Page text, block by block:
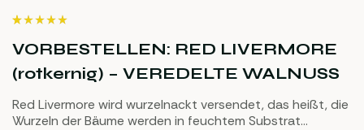
5.00von 5,
basierend auf
ngen
VORBESTELLEN: RED LIVERMORE
(rotkernig) – VEREDELTE WALNUSS
Red Livermore wird wurzelnackt versendet, das heißt, die
Wurzeln der Bäume werden in feuchtem Substrat